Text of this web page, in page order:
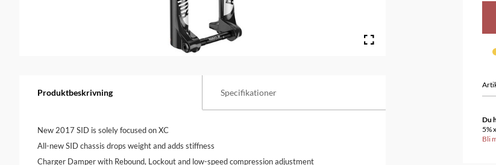
Produktbeskrivning Specifikationer
New 2017 SID is solely focused on XC
All-new SID chassis drops weight and adds stiffness
Charger Damper with Rebound, Lockout and low-speed compression adjustment
Du
5%
Bli